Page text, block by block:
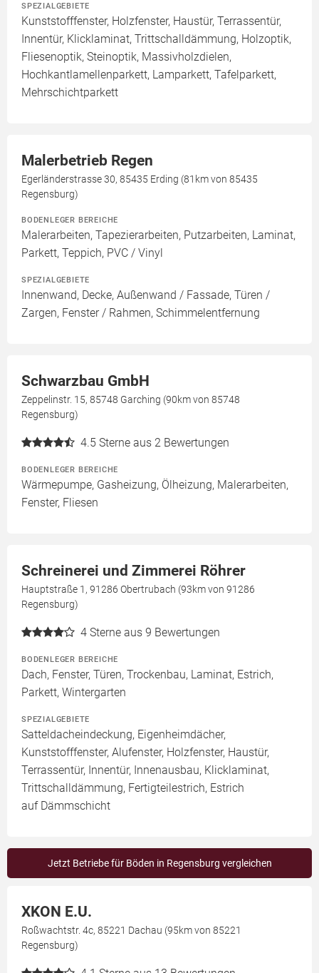
SPEZIALGEBIETE
Kunststofffenster, Holzfenster, Haustür, Terrassentür,
Innentür, Klicklaminat, Trittschalldämmung, Holzoptik,
Fliesenoptik, Steinoptik, Massivholzdielen,
Hochkantlamellenparkett, Lamparkett, Tafelparkett,
Mehrschichtparkett
Malerbetrieb Regen
Egerländerstrasse 30, 85435 Erding (81km von 85435
Regensburg)
BODENLEGER BEREICHE
Malerarbeiten, Tapezierarbeiten, Putzarbeiten, Laminat,
Parkett, Teppich, PVC / Vinyl
SPEZIALGEBIETE
Innenwand, Decke, Außenwand / Fassade, Türen /
Zargen, Fenster / Rahmen, Schimmelentfernung
Schwarzbau GmbH
Zeppelinstr. 15, 85748 Garching (90km von 85748
Regensburg)
4.5 Sterne aus 2 Bewertungen
BODENLEGER BEREICHE
Wärmepumpe, Gasheizung, Ölheizung, Malerarbeiten,
Fenster, Fliesen
Schreinerei und Zimmerei Röhrer
Hauptstraße 1, 91286 Obertrubach (93km von 91286
Regensburg)
4 Sterne aus 9 Bewertungen
BODENLEGER BEREICHE
Dach, Fenster, Türen, Trockenbau, Laminat, Estrich,
Parkett, Wintergarten
SPEZIALGEBIETE
Satteldacheindeckung, Eigenheimdächer,
Kunststofffenster, Alufenster, Holzfenster, Haustür,
Terrassentür, Innentür, Innenausbau, Klicklaminat,
Trittschalldämmung, Fertigteilestrich, Estrich
auf Dämmschicht
Jetzt Betriebe für Böden in Regensburg vergleichen
XKON E.U.
Roßwachtstr. 4c, 85221 Dachau (95km von 85221
Regensburg)